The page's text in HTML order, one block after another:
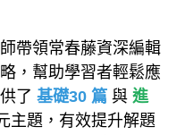
領常春藤資深編輯
，幫助學習者輕鬆應
了 基礎30 篇 與 進
主題，有效提升解題